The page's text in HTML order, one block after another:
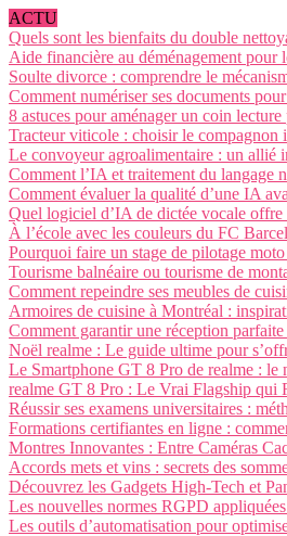
ACTU
Quels sont les bienfaits du double
Aide financière au déménagement pour
Soulte divorce : comprendre le
Comment numériser ses documents
8 astuces pour aménager un coin lecture
Tracteur viticole : choisir le compagnon
Le convoyeur agroalimentaire : un allié
Comment l’IA et traitement du langage
Comment évaluer la qualité d’une IA
Quel logiciel d’IA de dictée vocale offre
À l’école avec les couleurs du FC
Pourquoi faire un stage de pilotage
Tourisme balnéaire ou tourisme de
Comment repeindre ses meubles de
Armoires de cuisine à Montréal :
Comment garantir une réception
Noël realme : Le guide ultime pour
Le Smartphone GT 8 Pro de realme : le
realme GT 8 Pro : Le Vrai Flagship qui
Réussir ses examens universitaires :
Formations certifiantes en ligne :
Montres Innovantes : Entre Caméras
Accords mets et vins : secrets des
Découvrez les Gadgets High-Tech et
Les nouvelles normes RGPD
Les outils d’automatisation pour